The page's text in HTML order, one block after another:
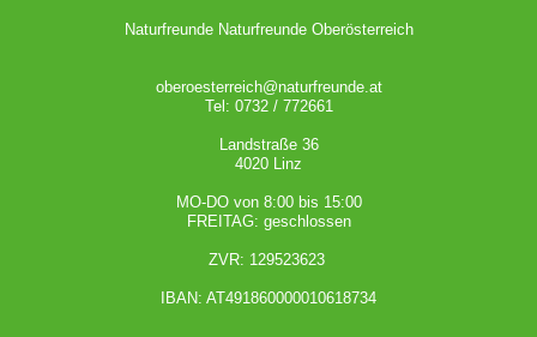
Naturfreunde Naturfreunde Oberösterreich
oberoesterreich@naturfreunde.at
Tel: 0732 / 772661
Landstraße 36
4020 Linz
MO-DO von 8:00 bis 15:00
FREITAG: geschlossen
ZVR: 129523623
IBAN: AT491860000010618734